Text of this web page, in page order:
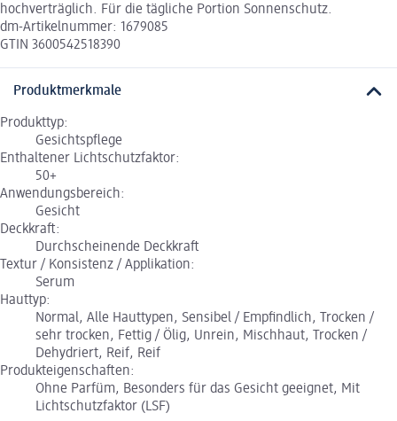
hochverträglich. Für die tägliche Portion Sonnenschutz.
dm-Artikelnummer: 1679085
GTIN 3600542518390
Produktmerkmale
Produkttyp:
Gesichtspflege
Enthaltener Lichtschutzfaktor:
50+
Anwendungsbereich:
Gesicht
Deckkraft:
Durchscheinende Deckkraft
Textur / Konsistenz / Applikation:
Serum
Hauttyp:
Normal, Alle Hauttypen, Sensibel / Empfindlich, Trocken /
sehr trocken, Fettig / Ölig, Unrein, Mischhaut, Trocken /
Dehydriert, Reif, Reif
Produkteigenschaften:
Ohne Parfüm, Besonders für das Gesicht geeignet, Mit
Lichtschutzfaktor (LSF)